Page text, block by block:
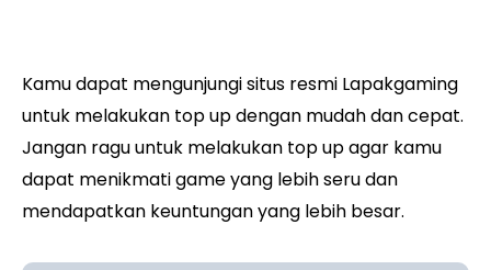
Kamu dapat mengunjungi situs resmi Lapakgaming
untuk melakukan top up dengan mudah dan cepat.
Jangan ragu untuk melakukan top up agar kamu
dapat menikmati game yang lebih seru dan
mendapatkan keuntungan yang lebih besar.